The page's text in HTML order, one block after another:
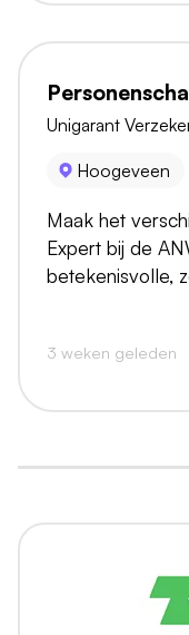
Unigarant
Hoogeveen
Maak het
Expert bij de
betekenisvolle,
3 weken geleden